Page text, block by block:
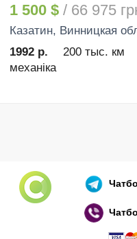
Російський
1 500 $ / 66 975
Казатин, Винницкая
1992 р.
200 тыс. км
механіка